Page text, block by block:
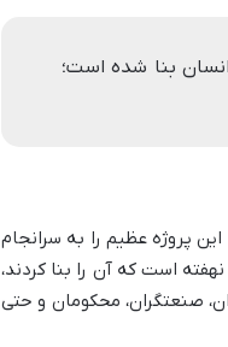
بنا شده است؛
پروژه عظیم را به سرانجام
است که آن را بنا کردند،
صنعتگران، محکومان و حتی